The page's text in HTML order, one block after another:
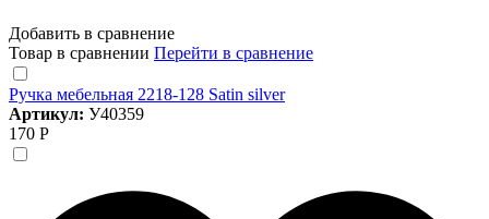
Добавить в сравнение
Товар в сравнении Перейти в сравнение
Ручка мебельная 2218-128 Satin silver
Артикул: У40359
170 Р